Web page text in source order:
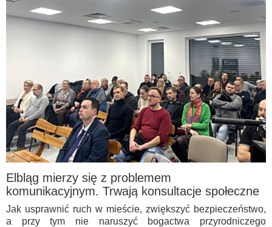
Elbląg mierzy się z problemem
komunikacyjnym. Trwają konsultacje społeczne
Jak usprawnić ruch w mieście, zwiększyć bezpieczeństwo,
a przy tym nie naruszyć bogactwa przyrodniczego